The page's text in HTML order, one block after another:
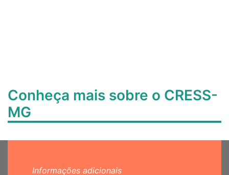
Conheça mais sobre o CRESS-
MG
Informações adicionais